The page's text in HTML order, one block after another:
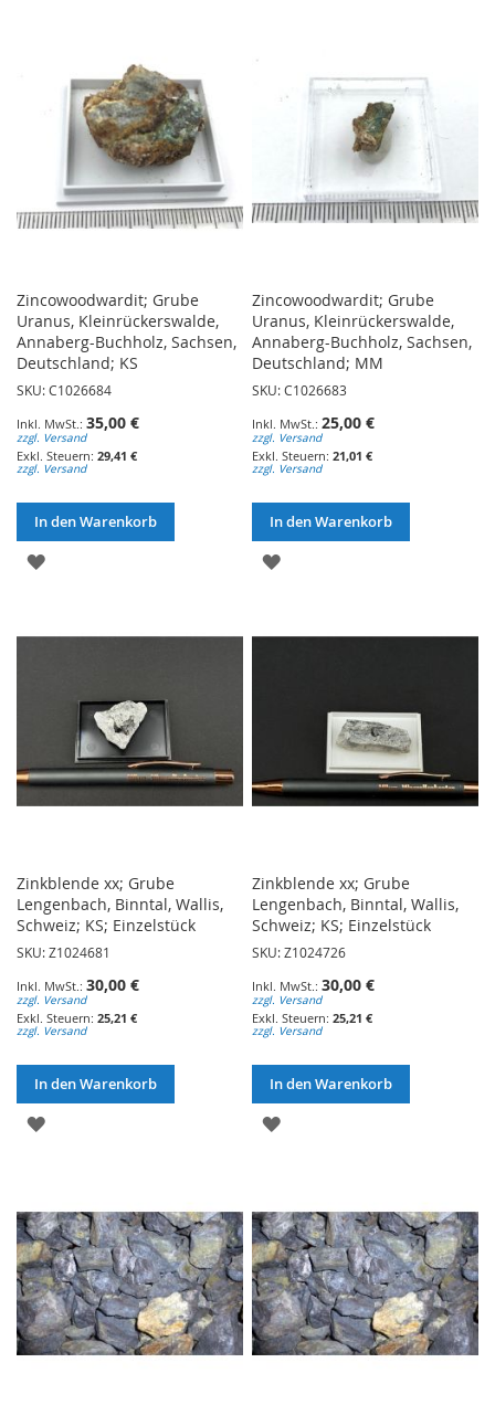
Zincowoodwardit; Grube
Uranus, Kleinrückerswalde,
Annaberg-Buchholz, Sachsen,
Deutschland; KS
SKU: C1026684
35,00 €
zzgl. Versand
29,41 €
zzgl. Versand
In den Warenkorb
ZUR
HINZUFÜGEN
Zincowoodwardit; Grube
Uranus, Kleinrückerswalde,
Annaberg-Buchholz, Sachsen,
Deutschland; MM
SKU: C1026683
25,00 €
zzgl. Versand
21,01 €
zzgl. Versand
In den Warenkorb
ZUR
HINZUFÜGEN
Zinkblende xx; Grube
Lengenbach, Binntal, Wallis,
Schweiz; KS; Einzelstück
SKU: Z1024681
30,00 €
zzgl. Versand
25,21 €
zzgl. Versand
In den Warenkorb
ZUR
Zinkblende xx; Grube
Lengenbach, Binntal, Wallis,
Schweiz; KS; Einzelstück
SKU: Z1024726
30,00 €
zzgl. Versand
25,21 €
zzgl. Versand
In den Warenkorb
ZUR